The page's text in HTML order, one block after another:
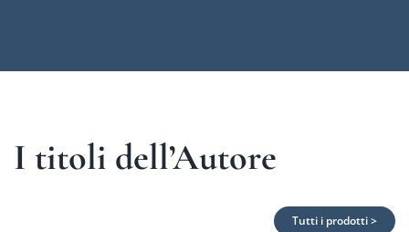
I titoli dell’Autore
Tutti i prodotti >